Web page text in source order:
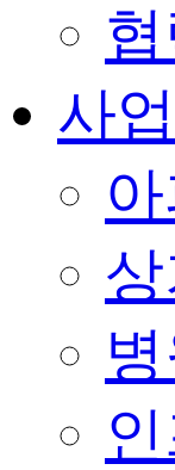
사